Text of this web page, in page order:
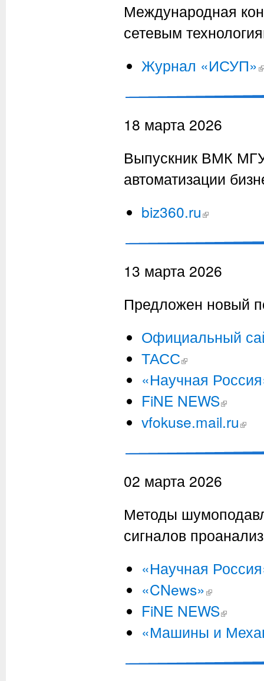
Международная
сетевым
Журнал «ИСУП»
18 марта 2026
Выпускник ВМК МГУ
автоматизации
biz360.ru
13 марта 2026
Предложен новый
Официальный
ТАСС
«Научная
FiNE NEWS
vfokuse.mail.ru
02 марта 2026
Методы
сигналов
«Научная
«CNews»
FiNE NEWS
«Машины и